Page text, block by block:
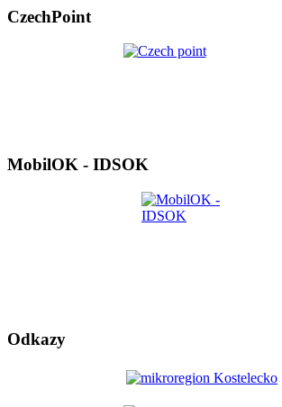
CzechPoint
MobilOK - IDSOK
Odkazy